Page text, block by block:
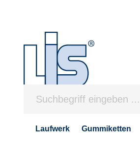
Laufwerk Gummiketten